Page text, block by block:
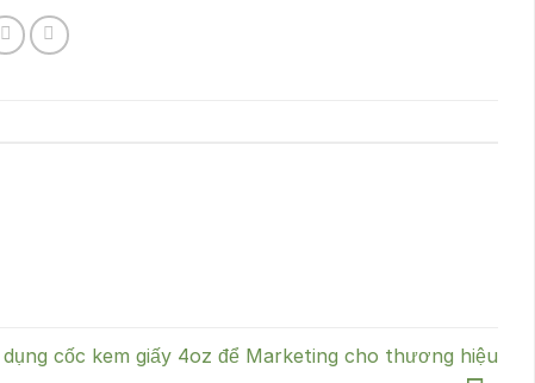
cốc kem giấy 4oz để Marketing cho thương hiệu